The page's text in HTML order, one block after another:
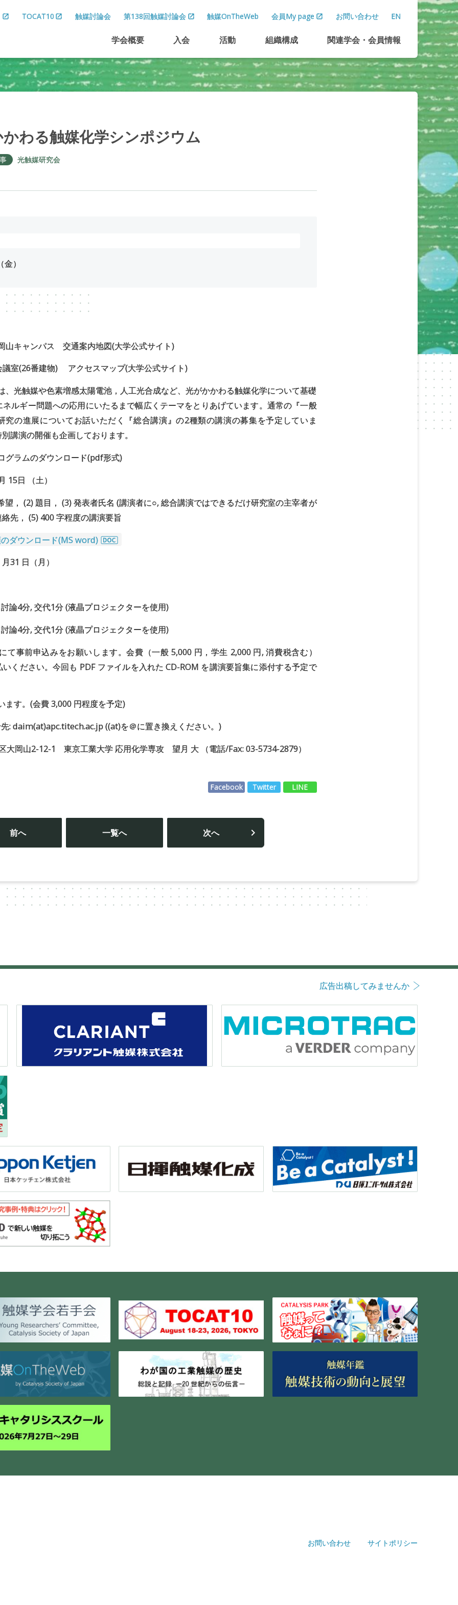
TOCAT10 触媒討論会 第138回触媒討論会 触媒OnTheWeb 会員My page お問い合わせ EN
学会概要 入会 活動 組織構成 関連学会 ・会員情報
わる触媒化学シンポジウム
光触媒研究会
）
山キャンパス 交通案内地図(大学公式サイト)
議室(26番建物) アクセスマップ(大学公式サイト)
、光触媒や色素増感太陽電池，人工光合成など、光がかかわる触媒化学について基礎
ルギー問題への応用にいたるまで幅広くテーマをとりあげています。通常の『一般
究の進展についてお話いただく『総合講演』の2種類の講演の募集を予定していま
講演の開催も企画しております。
グラムのダウンロード(pdf形式)
15日 （土）
望， (2) 題目， (3) 発表者氏名 (講演者に○, 総合講演ではできるだけ研究室の主宰者が
先， (5) 400 字程度の講演要旨
ダウンロード(MS word)
31 日（月）
論4分, 交代1分 (液晶プロジェクターを使用)
論4分, 交代1分 (液晶プロジェクターを使用)
て事前申込みをお願いします。会費（一般 5,000 円，学生 2,000 円, 消費税含む）
ください。今回も PDF ファイルを入れた CD-ROM を講演要旨集に添付する予定で
ます。(会費 3,000 円程度を予定)
: daim(at)apc.titech.ac.jp ((at)を＠に置き換えください。)
大岡山2-12-1 東京工業大学 応用化学専攻 望月 大 （電話/Fax: 03-5734-2879）
Facebook Twitter LINE
投
稿
ナ
ビ
ョ
ン
前へ 一覧へ 次へ
広告出稿してみませんか
お問い合わせ サイトポリシー